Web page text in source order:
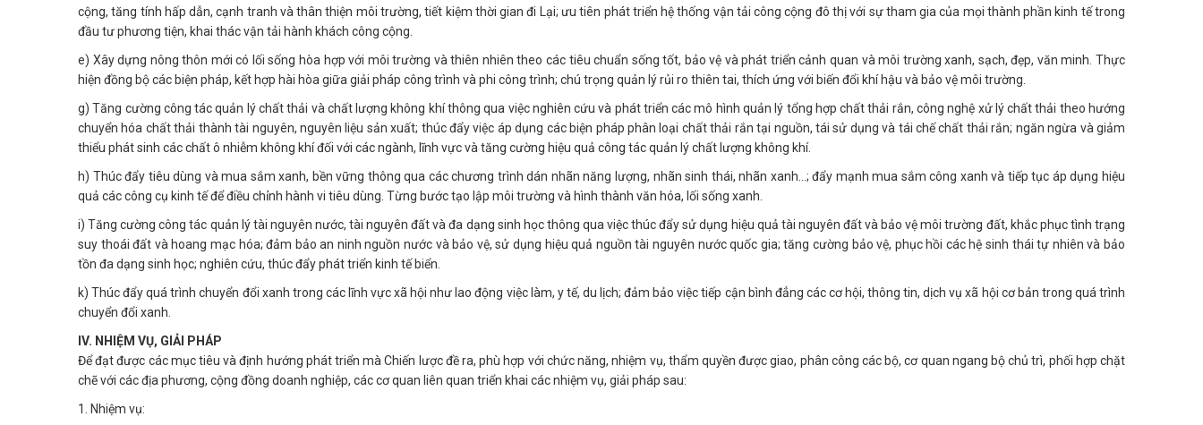
cộng, tăng tính hấp dẫn, cạnh tranh và thân thiện môi trường, tiết kiệm thời gian đi Lại; ưu tiên phát triển hệ thống vận tải công cộng đô thị với sự tham gia của mọi thành phần kinh tế trong
đầu tư phương tiện, khai thác vận tải hành khách công cộng.
e) Xây dựng nông thôn mới có lối sống hòa hợp với môi trường và thiên nhiên theo các tiêu chuẩn sống tốt, bảo vệ và phát triển cảnh quan và môi trường xanh, sạch, đẹp, văn minh. Thực
hiện đồng bộ các biện pháp, kết hợp hài hòa giữa giải pháp công trình và phi công trình; chú trọng quản lý rủi ro thiên tai, thích ứng với biến đổi khí hậu và bảo vệ môi trường.
g) Tăng cường công tác quản lý chất thải và chất lượng không khí thông qua việc nghiên cứu và phát triển các mô hình quản lý tổng hợp chất thải rắn, công nghệ xử lý chất thải theo hướng
chuyển hóa chất thải thành tài nguyên, nguyên liệu sản xuất; thúc đẩy việc áp dụng các biện pháp phân loại chất thải rắn tại nguồn, tái sử dụng và tái chế chất thải rắn; ngăn ngừa và giảm
thiểu phát sinh các chất ô nhiễm không khí đối với các ngành, lĩnh vực và tăng cường hiệu quả công tác quản lý chất lượng không khí.
h) Thúc đẩy tiêu dùng và mua sắm xanh, bền vững thông qua các chương trình dán nhãn năng lượng, nhãn sinh thái, nhãn xanh...; đẩy mạnh mua sắm công xanh và tiếp tục áp dụng hiệu
quả các công cụ kinh tế để điều chỉnh hành vi tiêu dùng. Từng bước tạo lập môi trường và hình thành văn hóa, lối sống xanh.
i) Tăng cường công tác quản lý tài nguyên nước, tài nguyên đất và đa dạng sinh học thông qua việc thúc đẩy sử dụng hiệu quả tài nguyên đất và bảo vệ môi trường đất, khắc phục tình trạng
suy thoái đất và hoang mạc hóa; đảm bảo an ninh nguồn nước và bảo vệ, sử dụng hiệu quả nguồn tài nguyên nước quốc gia; tăng cường bảo vệ, phục hồi các hệ sinh thái tự nhiên và bảo
tồn đa dạng sinh học; nghiên cứu, thúc đẩy phát triển kinh tế biển.
k) Thúc đẩy quá trình chuyển đổi xanh trong các lĩnh vực xã hội như lao động việc làm, y tế, du lịch; đảm bảo việc tiếp cận bình đẳng các cơ hội, thông tin, dịch vụ xã hội cơ bản trong quá trình
chuyển đổi xanh.
IV. NHIỆM VỤ, GIẢI PHÁP
Để đạt được các mục tiêu và định hướng phát triển mà Chiến lược đề ra, phù hợp với chức năng, nhiệm vụ, thẩm quyền được giao, phân công các bộ, cơ quan ngang bộ chủ trì, phối hợp chặt
chẽ với các địa phương, cộng đồng doanh nghiệp, các cơ quan liên quan triển khai các nhiệm vụ, giải pháp sau:
1. Nhiệm vụ: